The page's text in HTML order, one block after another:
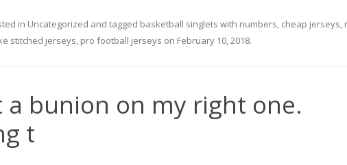
in Uncategorized and tagged basketball singlets with numbers, cheap jerseys,
stitched jerseys, pro football jerseys on February 10, 2018.
a bunion on my right one.
t